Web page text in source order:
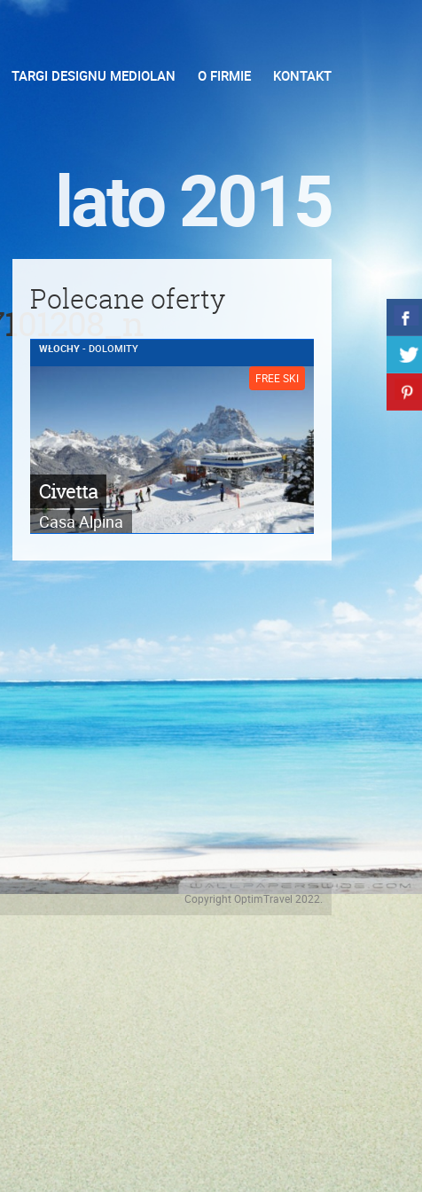
TARGI DESIGNU MEDIOLAN O FIRMIE KONTAKT
lato 2015
Polecane oferty
WŁOCHY - DOLOMITY
FREE SKI
Civetta
Casa Alpina
Copyright OptimTravel 2022.